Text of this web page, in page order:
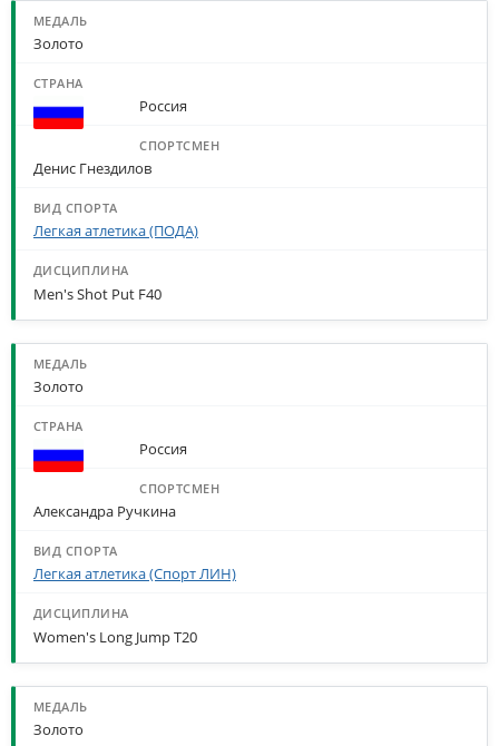
Золото
Россия
Денис Гнездилов
Легкая атлетика (ПОДА)
Men's Shot Put F40
Золото
Россия
Александра Ручкина
Легкая атлетика (Спорт ЛИН)
Women's Long Jump T20
Золото